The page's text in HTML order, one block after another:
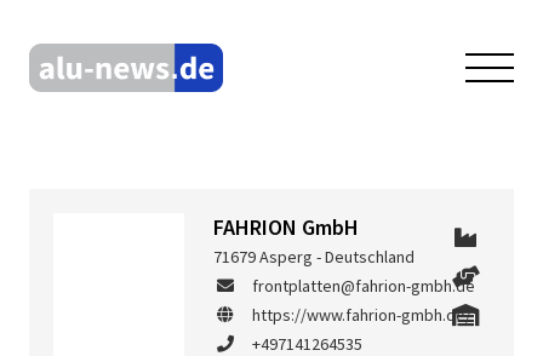
FAHRION GmbH
71679 Asperg - Deutschland
frontplatten@fahrion-gmbh.de
https://www.fahrion-gmbh.de/
+497141264535